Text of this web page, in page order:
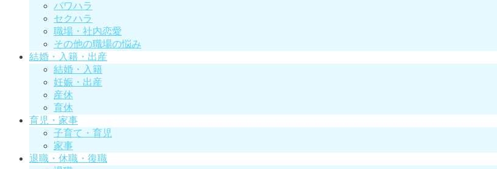
パワハラ
セクハラ
職場・社内恋愛
その他の職場の悩み
結婚・入籍・出産
結婚・入籍
妊娠・出産
産休
育休
育児・家事
子育て・育児
家事
退職・休職・復職